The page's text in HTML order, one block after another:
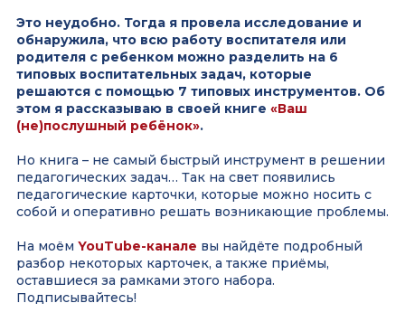
Это неудобно.Тогда я провела исследование и
обнаружила, что всю работу воспитателя или
родителя с ребенком можно разделить на 6
типовых воспитательных задач, которые
решаются с помощью 7 типовых инструментов. Об
этом я рассказываю в своей книге «Ваш
(не)послушный ребёнок».
Но книга – не самый быстрый инструмент в решении
педагогических задач… Так на свет появились
педагогические карточки, которые можно носить с
собой и оперативно решать возникающие проблемы.
На моём YouTube-канале вы найдёте подробный
разбор некоторых карточек, а также приёмы,
оставшиеся за рамками этого набора.
Подписывайтесь!